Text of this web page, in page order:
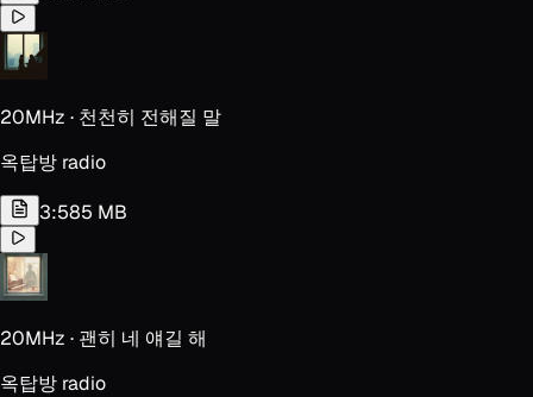
20MHz · 천천히 전해질 말
옥탑방 radio
3:585 MB
20MHz · 괜히 네 얘길 해
옥탑방 radio